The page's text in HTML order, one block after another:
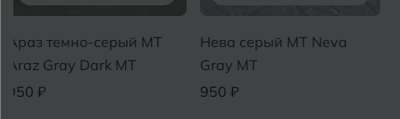
Араз темно-серый MT
Araz Gray Dark MT
950 ₽
Нева серый MT Neva
Gray MT
950 ₽